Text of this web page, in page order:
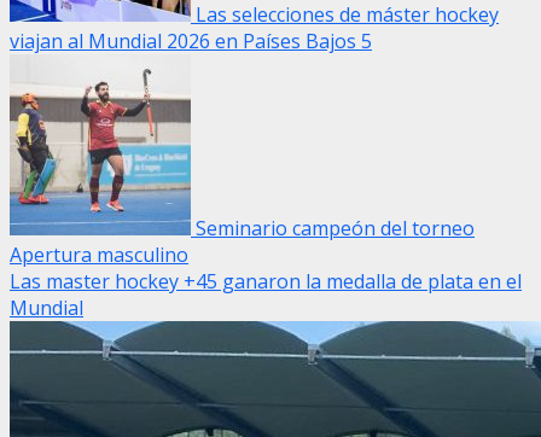
Las selecciones de máster hockey
viajan al Mundial 2026 en Países Bajos 5
Seminario campeón del torneo
Apertura masculino
Las master hockey +45 ganaron la medalla de plata en el
Mundial